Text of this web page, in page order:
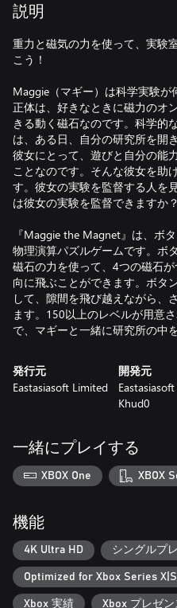
説明
重力と磁気の力を使って、実験
こう！
Maggie（マギー）は科学実験
正体は、好きなときに磁力のオ
きる動く磁石なのです。科学的
は、ある日、自分の研究所を開
彼女にとって、遊びと自分の能
ことなのです。そんな彼女を助
す。彼女の実験を監督する人を
は彼女の実験を監督できますか？
『Maggie the Magnet』は、ボ
物理演算パズルゲームです。ボ
磁石の力を使って、4つの磁石
向に飛ぶことができます。ボタ
して、隙間を飛び越えながら、
ます。150以上のレベルが用意
で、マギーと一緒に研究所の中
発行元
Eastasiasoft Limited
開発元
Khud0
一緒にプレイする
XBOX One XBOX
機能
4K Ultra HD シングルプ
Optimized for Xbox Series X|S
Xbox 実績 Xbox プレゼン